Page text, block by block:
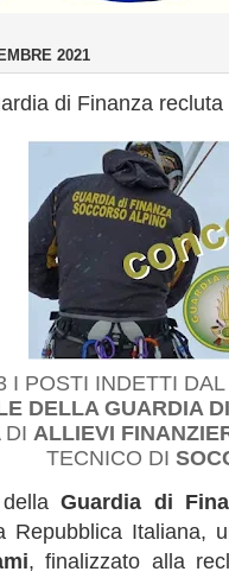
2021
di Finanza
I POSTI INDETTI DAL
DELLA GUARDIA
DI ALLIEVI
TECNICO DI
dellaGuardia di
Repubblica Italiana,
, finalizzato alla